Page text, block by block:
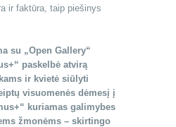
ir faktūra, taip piešinys
su „Open Gallery“
paskelbė atvirą
ir kvietė siūlyti
visuomenės dėmesį į
kuriamas galimybes
žmonėms – skirtingo